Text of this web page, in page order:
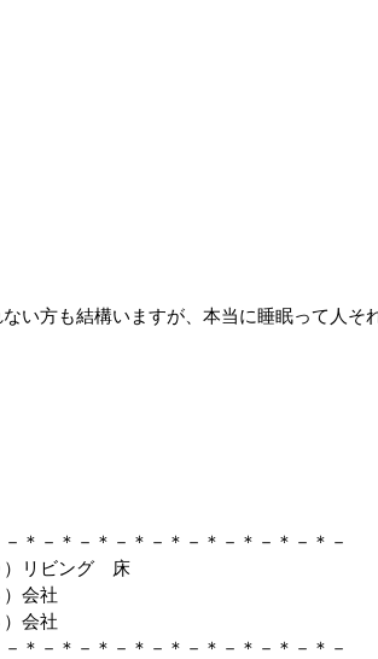
い方も結構いますが、本当に睡眠って人そ
＊－＊－＊－＊－＊－＊－＊－＊－＊－
）リビング 床
会社
会社
＊－＊－＊－＊－＊－＊－＊－＊－＊－